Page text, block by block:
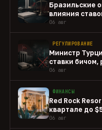
Бразильские
влияния
06 авг
РЕГУЛИРОВАНИЕ
Министр
ставки
06 авг
ФИНАНСЫ
Red Rock
квартале до
06 авг